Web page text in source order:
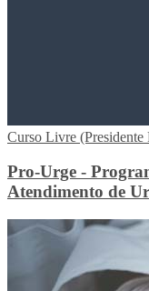
Curso Livre (Presidente
Pro-Urge -
Atendimento de